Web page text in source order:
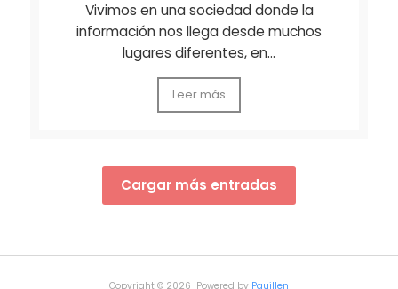
Vivimos en una sociedad donde la
información nos llega desde muchos
lugares diferentes, en…
Leer más
Cargar más entradas
Copyright © 2026 Powered by Pguillen